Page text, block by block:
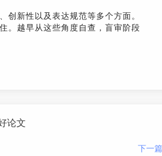
创新性以及表达规范等多个方面。
。越早从这些角度自查，盲审阶段
论文
下一篇